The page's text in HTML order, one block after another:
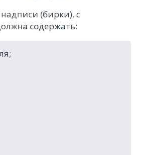
(бирки), с
содержать: